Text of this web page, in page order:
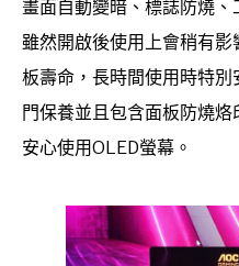
畫面自動變暗、標誌防燒、
雖然開啟後使用上會稍有
板壽命，長時間使用時特
門保養並且包含面板防燒
安心使用OLED螢幕。